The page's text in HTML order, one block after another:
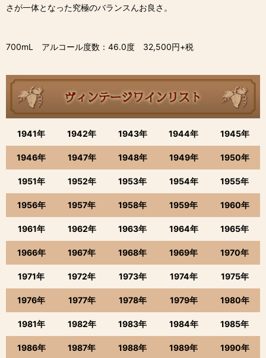
さが一体となった究極のバランスんお良さ。
700mL アルコール度数：46.0度 32,500円+税
1941年 1942年 1943年 1944年 1945年
1946年 1947年 1948年 1949年 1950年
1951年 1952年 1953年 1954年 1955年
1956年 1957年 1958年 1959年 1960年
1961年 1962年 1963年 1964年 1965年
1966年 1967年 1968年 1969年 1970年
1971年 1972年 1973年 1974年 1975年
1976年 1977年 1978年 1979年 1980年
1981年 1982年 1983年 1984年 1985年
1986年 1987年 1988年 1989年 1990年